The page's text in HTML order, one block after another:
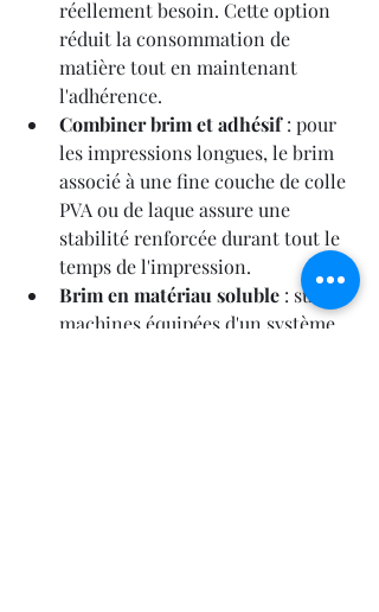
réellement besoin. Cette option
réduit la consommation de
matière tout en maintenant
l'adhérence.
Combiner brim et adhésif : pour
les impressions longues, le brim
associé à une fine couche de colle
PVA ou de laque assure une
stabilité renforcée durant tout le
temps de l'impression.
Brim en matériau soluble : sur les
machines équipées d'un système